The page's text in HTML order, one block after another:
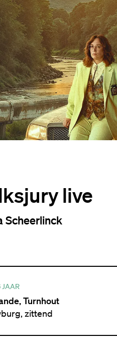
live
Scheerlinck
JAAR
Turnhout
zittend